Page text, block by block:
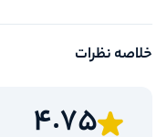
خلاصه نظرات
4.75